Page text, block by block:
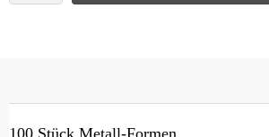
100 Stück Metall-Formen